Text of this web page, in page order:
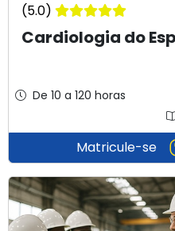
(5.0)
Cardiologia do
De 10 a 120 horas
Matricule-se